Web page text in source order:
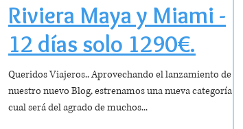
Riviera Maya y Miami -
12 días solo 1290€.
Queridos Viajeros.. Aprovechando el lanzamiento de
nuestro nuevo Blog, estrenamos una nueva categoría la
cual será del agrado de muchos...